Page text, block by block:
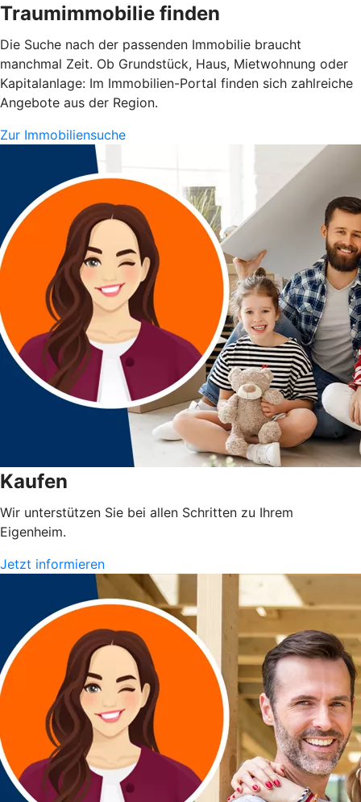
Traumimmobilie finden
Die Suche nach der passenden Immobilie braucht
manchmal Zeit. Ob Grundstück, Haus, Mietwohnung oder
Kapitalanlage: Im Immobilien-Portal finden sich zahlreiche
Angebote aus der Region.
Zur Immobiliensuche
Kaufen
Wir unterstützen Sie bei allen Schritten zu Ihrem
Eigenheim.
Jetzt informieren